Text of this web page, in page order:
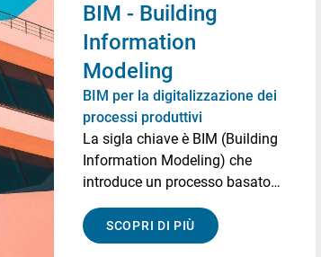
BIM - Building
Information
Modeling
BIM per la digitalizzazione dei
processi produttivi
La sigla chiave è BIM (Building
Information Modeling) che
introduce un processo basato
su modelli intelligenti 3D in
grado di fornire tutte le …
SCOPRI DI PIÙ